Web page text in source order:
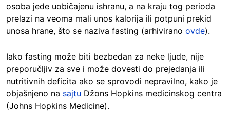
osoba jede uobičajenu ishranu, a na kraju tog perioda
prelazi na veoma mali unos kalorija ili potpuni prekid
unosa hrane, što se naziva fasting (arhivirano ovde).
Iako fasting može biti bezbedan za neke ljude, nije
preporučljiv za sve i može dovesti do prejedanja ili
nutritivnih deficita ako se sprovodi nepravilno, kako je
objašnjeno na sajtu Džons Hopkins medicinskog centra
(Johns Hopkins Medicine).